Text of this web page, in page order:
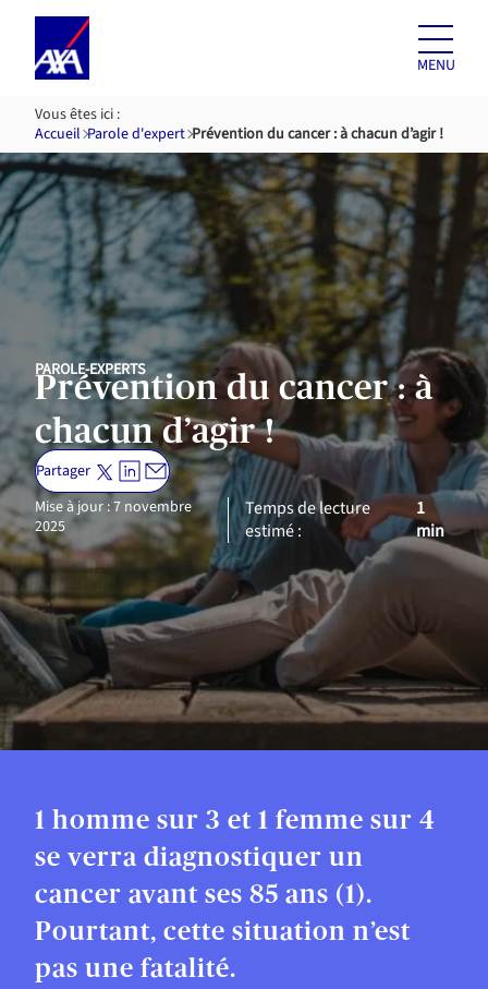
Aller au
contenu
MENU
Vous êtes ici :
Accueil Parole d'expert Prévention du cancer : à chacun d’agir !
PAROLE-EXPERTS
Prévention du cancer : à
chacun d’agir !
Partager
Mise à jour : 7 novembre
2025
Temps de lecture
estimé :
1
min
1 homme sur 3 et 1 femme sur 4
se verra diagnostiquer un
cancer avant ses 85 ans (1).
Pourtant, cette situation n’est
pas une fatalité.